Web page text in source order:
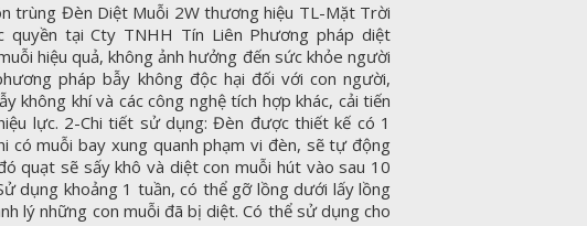
trùng Đèn Diệt Muỗi 2W thương hiệu TL-Mặt Trời
quyền tại Cty TNHH Tín Liên Phương pháp diệt
hiệu quả, không ảnh hưởng đến sức khỏe người
pháp bẫy không độc hại đối với con người,
không khí và các công nghệ tích hợp khác, cải tiến
lực. 2-Chi tiết sử dụng: Đèn được thiết kế có 1
có muỗi bay xung quanh phạm vi đèn, sẽ tự động
quạt sẽ sấy khô và diệt con muỗi hút vào sau 10
dụng khoảng 1 tuần, có thể gỡ lồng dưới lấy lồng
lý những con muỗi đã bị diệt. Có thể sử dụng cho